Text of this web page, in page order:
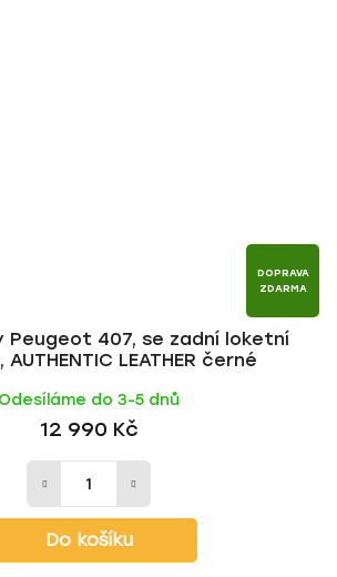
DOPRAVA
ZDARMA
407, se zadní loketní
LEATHER černé
Odesíláme do 3-5 dnů
12 990 Kč
Do košíku